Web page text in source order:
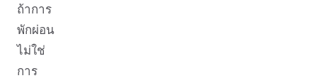
ถ้าการ
พักผ่อน
ไม่ใช่
การ